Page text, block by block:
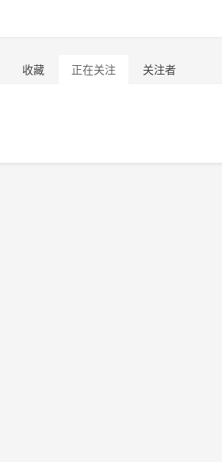
收藏 正在关注 关注者